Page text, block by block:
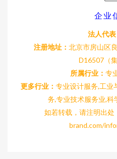
企业
法人代表
注册地址： 北京市房山区
D16507（
所属行业： 专
更多行业： 专业设计服务,工业
务,专业技术服务业,科
如若转载，请注明出
brand.com/